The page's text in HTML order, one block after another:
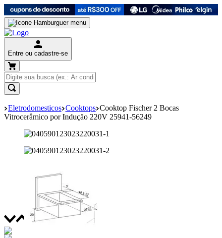
Entre ou cadastre-se
Eletrodomesticos Cooktops Cooktop Fischer 2 Bocas
Vitrocerâmico por Indução 220V 25941-56249